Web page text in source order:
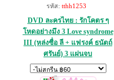
รหัส: tthh1253
DVD ละครไทย : รักโคตร ๆ
โหดอย่างมึง 3 Love syndrome
III (หล่งซื่อ ลี + แฟรงค์ ธนัตถ์
ศรันย์) 3 แผ่นจบ